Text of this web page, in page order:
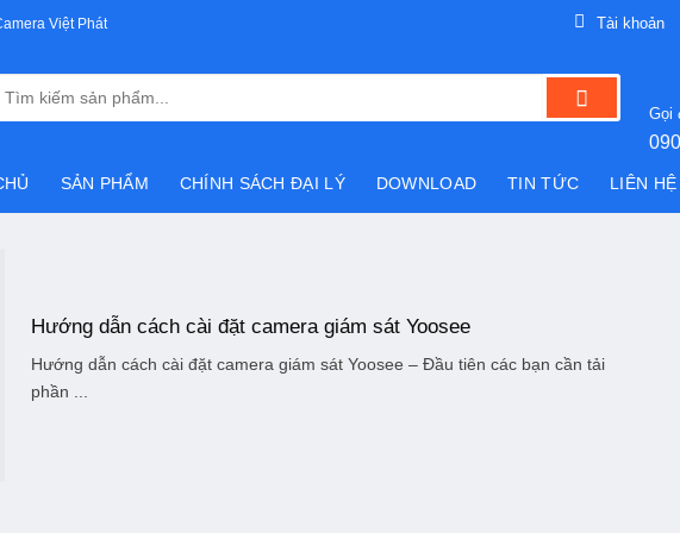
Việt Phát Tài khoản
Gọi
SẢN PHẨM CHÍNH SÁCH ĐẠI LÝ DOWNLOAD TIN TỨC LIÊN HỆ
Hướng dẫn cách cài đặt camera giám sát Yoosee
Hướng dẫn cách cài đặt camera giám sát Yoosee – Đầu tiên các bạn cần tải
phần ...